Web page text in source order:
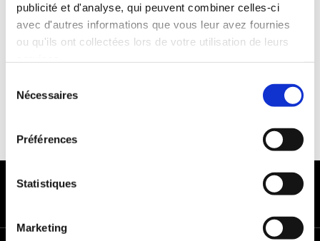
publicité et d'analyse, qui peuvent combiner celles-ci
avec d'autres informations que vous leur avez fournies
ou qu'ils ont collectées lors de votre utilisation de leurs
Nécessaires
Préférences
Statistiques
Marketing
Franchise :1000€
Caution :1000 €